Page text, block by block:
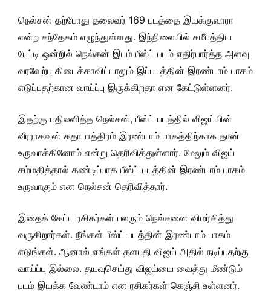
நெல்சன் தற்போது தலைவர் 169 படத்தை இயக்குவாரா
என்ற சந்தேகம் எழுந்துள்ளது. இந்நிலையில் சமீபத்திய
பேட்டி ஒன்றில் நெல்சன் இடம் பீஸ்ட் படம் எதிர்பார்த்த அளவு
வரவேற்பு கிடைக்காவிட்டாலும் இப்படத்தின் இரண்டாம் பாகம்
எடுப்பதற்கான வாய்ப்பு இருக்கிறதா என கேட்டுள்ளனர்.
இதற்கு பதிலளித்த நெல்சன், பீஸ்ட் படத்தில் விஜய்யின்
வீரராகவன் கதாபாத்திரம் இரண்டாம் பாகத்திற்காக தான்
உருவாக்கினோம் என்று தெரிவித்துள்ளார். மேலும் விஜய்
சம்மதித்தால் கண்டிப்பாக பீஸ்ட் படத்தின் இரண்டாம் பாகம்
உருவாகும் என நெல்சன் தெரிவித்தார்.
இதைக் கேட்ட ரசிகர்கள் பலரும் நெல்சனை விமர்சித்து
வருகிறார்கள். நீங்கள் பீஸ்ட் படத்தின் இரண்டாம் பாகம்
எடுங்கள். ஆனால் எங்கள் தளபதி விஜய் அதில் நடிப்பதற்கு
வாய்ப்பு இல்லை. தயவுசெய்து விஜய்யை வைத்து மீண்டும்
படம் இயக்க வேண்டாம் என ரசிகர்கள் கெஞ்சி உள்ளனர்.